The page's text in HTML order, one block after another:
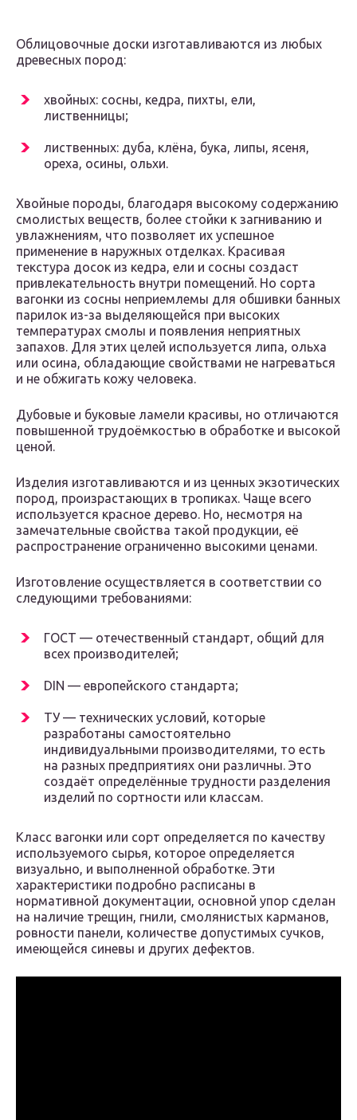
Облицовочные доски изготавливаются из любых
древесных пород:
хвойных: сосны, кедра, пихты, ели,
лиственницы;
лиственных: дуба, клёна, бука, липы, ясеня,
ореха, осины, ольхи.
Хвойные породы, благодаря высокому содержанию
смолистых веществ, более стойки к загниванию и
увлажнениям, что позволяет их успешное
применение в наружных отделках. Красивая
текстура досок из кедра, ели и сосны создаст
привлекательность внутри помещений. Но сорта
вагонки из сосны неприемлемы для обшивки банных
парилок из-за выделяющейся при высоких
температурах смолы и появления неприятных
запахов. Для этих целей используется липа, ольха
или осина, обладающие свойствами не нагреваться
и не обжигать кожу человека.
Дубовые и буковые ламели красивы, но отличаются
повышенной трудоёмкостью в обработке и высокой
ценой.
Изделия изготавливаются и из ценных экзотических
пород, произрастающих в тропиках. Чаще всего
используется красное дерево. Но, несмотря на
замечательные свойства такой продукции, её
распространение ограниченно высокими ценами.
Изготовление осуществляется в соответствии со
следующими требованиями:
ГОСТ — отечественный стандарт, общий для
всех производителей;
DIN — европейского стандарта;
ТУ — технических условий, которые
разработаны самостоятельно
индивидуальными производителями, то есть
на разных предприятиях они различны. Это
создаёт определённые трудности разделения
изделий по сортности или классам.
Класс вагонки или сорт определяется по качеству
используемого сырья, которое определяется
визуально, и выполненной обработке. Эти
характеристики подробно расписаны в
нормативной документации, основной упор сделан
на наличие трещин, гнили, смолянистых карманов,
ровности панели, количестве допустимых сучков,
имеющейся синевы и других дефектов.